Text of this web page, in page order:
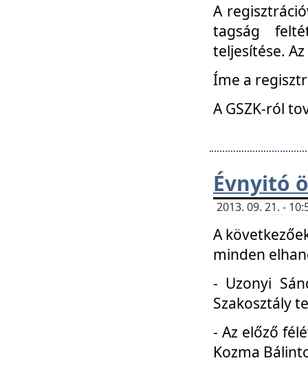
A
tagság
teljesítése.
Íme a
A GSZK-ról
Évnyitó
2013. 09. 21. -
A
minden
- Uzonyi
Szakosztály
- Az előző
Kozma